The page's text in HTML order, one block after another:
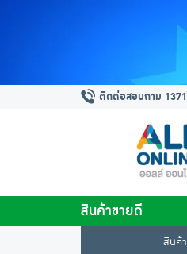
ติดต่อสอบถาม 1371
สินค้าขายดี
สินค้า